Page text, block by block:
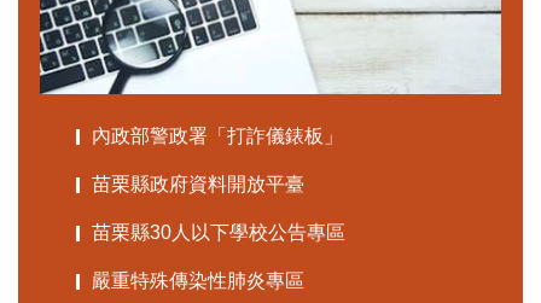
內政部警政署「打詐儀錶板」
苗栗縣政府資料開放平臺
苗栗縣30人以下學校公告專區
嚴重特殊傳染性肺炎專區